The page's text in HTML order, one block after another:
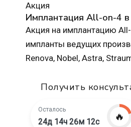
Акция
Имплантация All-on-4 в
Акция на имплантацию
импланты ведущих
Renova, Nobel, Astra,
Получить
Осталось
24д 14ч 26м 10с 🔥